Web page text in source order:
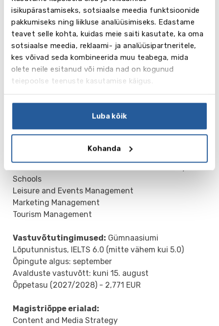
isikupärastamiseks, sotsiaalse meedia funktsioonide
pakkumiseks ning liikluse analüüsimiseks. Edastame
teavet selle kohta, kuidas meie saiti kasutate, ka oma
sotsiaalse meedia, reklaami- ja analüüsipartneritele,
kes võivad seda kombineerida muu teabega, mida
olete neile esitanud või mida nad on kogunud
teiepoolse teenuste kasutamise käigus.
Luba kõik
Kohanda
Bakalaureuseõppe erialad:
Business Administration
International Business
International Hospitality Management
International Logistics Management
Schools
Leisure and Events Management
Marketing Management
Tourism Management
Vastuvõtutingimused: Gümnaasiumi
Lõputunnistus, IELTS 6.0 (mitte vähem kui 5.0)
Õpingute algus: september
Avalduste vastuvõtt: kuni 15. august
Õppetasu (2027/2028) - 2,771 EUR
Magistriõppe erialad:
Content and Media Strategy